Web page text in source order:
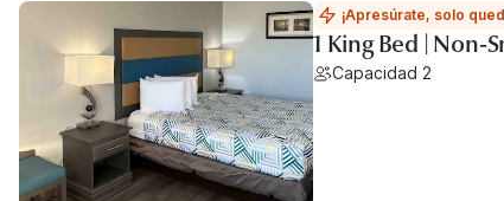
¡Apresúrate, solo
1 King Bed | Non-
Capacidad 2